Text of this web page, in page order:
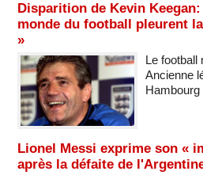
Disparition de Kevin
monde du football pleurent
»
Le football
Ancienne
Hambourg
Lionel Messi exprime son «
après la défaite de